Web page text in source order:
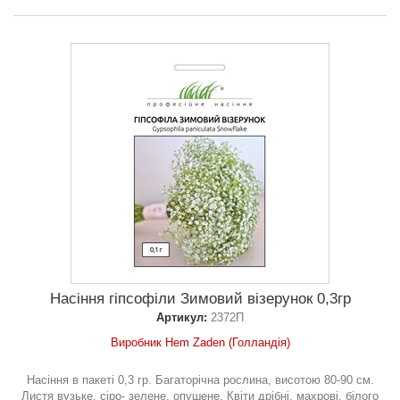
Насіння гіпсофіли Зимовий візерунок 0,3гр
Артикул: 2372П
Виробник Hem Zaden (Голландія)
Насіння в пакеті 0,3 гр. Багаторічна рослина, висотою 80-90 см.
Листя вузьке, сіро- зелене, опушене. Квіти дрібні, махрові, білого